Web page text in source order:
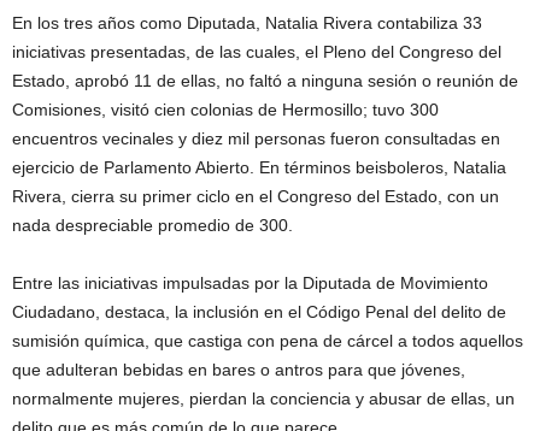
En los tres años como Diputada, Natalia Rivera contabiliza 33
iniciativas presentadas, de las cuales, el Pleno del Congreso del
Estado, aprobó 11 de ellas, no faltó a ninguna sesión o reunión de
Comisiones, visitó cien colonias de Hermosillo; tuvo 300
encuentros vecinales y diez mil personas fueron consultadas en
ejercicio de Parlamento Abierto. En términos beisboleros, Natalia
Rivera, cierra su primer ciclo en el Congreso del Estado, con un
nada despreciable promedio de 300.
Entre las iniciativas impulsadas por la Diputada de Movimiento
Ciudadano, destaca, la inclusión en el Código Penal del delito de
sumisión química, que castiga con pena de cárcel a todos aquellos
que adulteran bebidas en bares o antros para que jóvenes,
normalmente mujeres, pierdan la conciencia y abusar de ellas, un
delito que es más común de lo que parece.